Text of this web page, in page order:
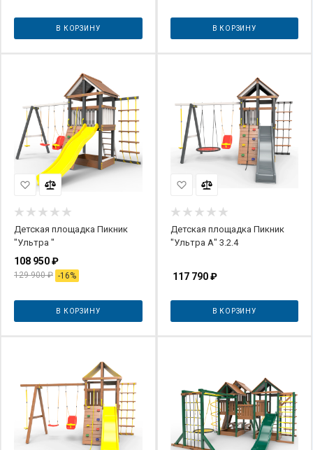
В КОРЗИНУ В КОРЗИНУ
Детская площадка Пикник
"Ультра "
108 950₽
129 900₽ -16%
В КОРЗИНУ
Детская площадка Пикник
"Ультра А" 3.2.4
117 790₽
В КОРЗИНУ